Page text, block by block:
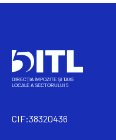
CIF:38320436